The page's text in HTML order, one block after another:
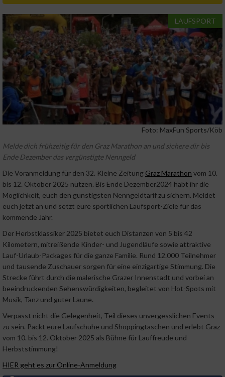
LAUFSPORT
Foto: MaxFun Sports/Köb
Melde dich frühzeitig für den Graz Marathon an und sichere dir bis
Ende Dezember das vergünstigte Nenngeld
Die Voranmeldung für den 32. Kleine Zeitung Graz Marathon vom 10.
bis 12. Oktober 2025 nützen. Bis Ende Dezember2024 habt ihr die
Möglichkeit, euch den günstigsten Nenngeldtarif zu sichern. Meldet
euch jetzt an und setzt eure sportlichen Laufsport-Ziele für das
kommende Jahr.
Der Herbstklassiker 2025 bietet euch Distanzen von 5 bis 42
Kilometern, mitreißende Kinder- und Jugendläufe sowie attraktive
Lauf-Urlaub-Packages für die ganze Familie. Rund 12.000 Teilnehmer
und tausende Zuschauer sorgen für eine einzigartige Stimmung. Die
Strecke führt durch die malerische Grazer Innenstadt und vorbei an
beeindruckenden Sehenswürdigkeiten, begleitet von Hot-Spots mit
Musik, Tanz und guter Laune.
Verpasst nicht die Gelegenheit, Teil dieses unvergesslichen Events
zu sein. Packt eure Laufschuhe und Shoppingtaschen und erlebt Graz
vom 10. bis 12. Oktober 2025 als Bühne für Lauffreude und
Herbststimmung!
HIER geht es zur Online-Anmeldung